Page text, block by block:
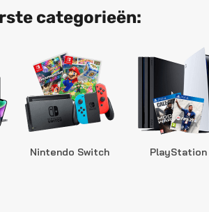
categorieën:
Nintendo Switch PlayStation